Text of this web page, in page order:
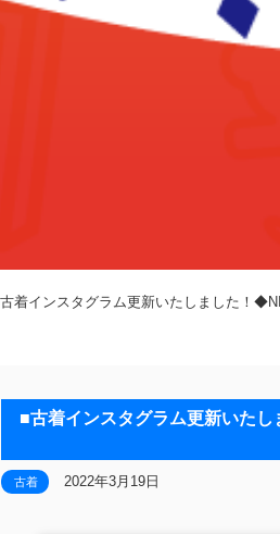
着インスタグラム更新いたしました！
■古着インスタグラム更新いた
古着 2022年3月19日